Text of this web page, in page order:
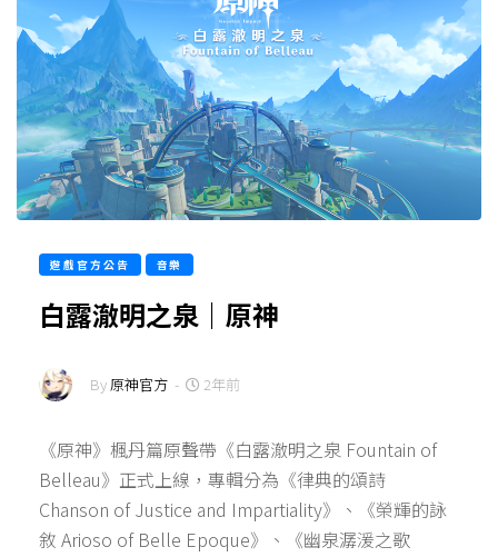
遊戲官方公告 音樂
白露澈明之泉｜原神
By原神官方 - 2年前
《原神》楓丹篇原聲帶《白露澈明之泉 Fountain of
Belleau》正式上線，專輯分為《律典的頌詩
Chanson of Justice and Impartiality》、《榮輝的詠
敘 Arioso of Belle Epoque》、《幽泉潺湲之歌